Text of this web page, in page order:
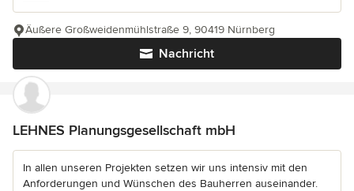
Nachricht
Äußere Großweidenmühlstraße 9, 90419 Nürnberg
LEHNES Planungsgesellschaft mbH
In allen unseren Projekten setzen wir uns intensiv mit den
Anforderungen und Wünschen des Bauherren auseinander.